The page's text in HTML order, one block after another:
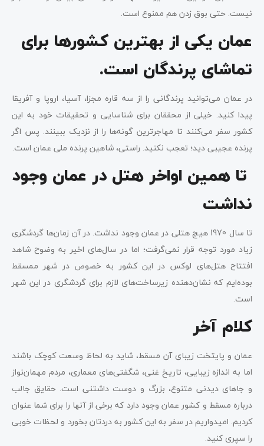
نیست. حتی بوق زدن هم ممنوع است.
عمان یکی از بهترین کشورها برای
تماشای پرندگان است.
در عمان می‌توانید پرندگانی را از سه قاره مجزا، آسیا، اروپا و آفریقا
پیدا کنید. خیلی از محققان برای شناسایی و تحقیقات خود به این
کشور سفر می‌کنند تا مهاجرترین گونه‌ها را از نزدیک ببینند. پس اگر
پرنده عجیبی دید؛ تعجب نکنید. راستی، شاهین پرنده ملی عمان است.
تا همین اواخر هتل در عمان وجود
نداشت
تا سال 1970 هیچ هتلی در عمان وجود نداشت. در آن زمان‌ها گردشگری
زیاد مورد توجه قرار نمی‌گرفت؛ اما در سال‌های اخیر به وضوح شاهد
افتتاح هتل‌های لوکس در این کشور به خصوص در شهر ممسقط
بوده‌ایم که نشان‌دهنده زیرساخت‌های لازم برای گردشگری در این شهر
است.
کلام آخر
عمان و پایتخت زیبای آن مسقط، شاید به لحاظ وسعت کوچک باشند
اما به اندازه زیبایی، تاریخ غنی، شگفتی‌های معماری، مردم مهمان‌نواز
و جاهای دیدنی متنوع، بزرگ و دوست داشتنی است. حقایق جالب
درباره مسقط و کشور عمان وجود دارد که برخی از آنها را برای شما عنوان
کردیم. امیدواریم در سفر به این کشور به دردتان بخورد و لحظات خوبی
را سپری کنید.